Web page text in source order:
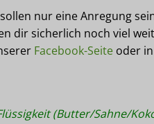
nur eine Anregung
dir sicherlich noch viel
Facebook-Seite oder
(Butter/Sahne/